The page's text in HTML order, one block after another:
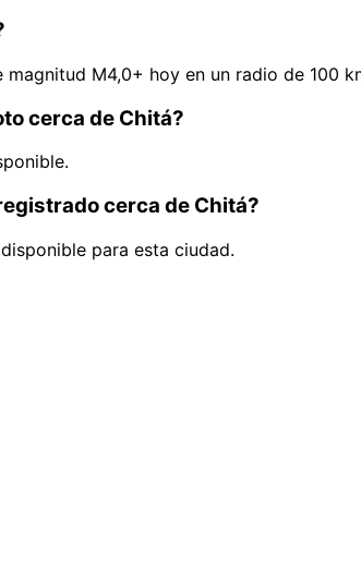
M4,0+ hoy en un radio de 100
cerca de Chitá?
cerca de Chitá?
para esta ciudad.